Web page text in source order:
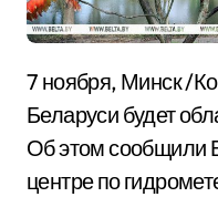
7 ноября, Минск /Корр. БЕЛТА/. 7 ноября в
Беларуси будет
Об этом сообщили
центре по